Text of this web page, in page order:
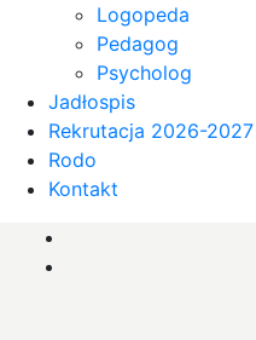
Logopeda
Pedagog
Psycholog
Jadłospis
Rekrutacja 2026-2027
Rodo
Kontakt